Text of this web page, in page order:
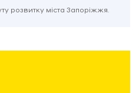
розвитку міста Запоріжжя.